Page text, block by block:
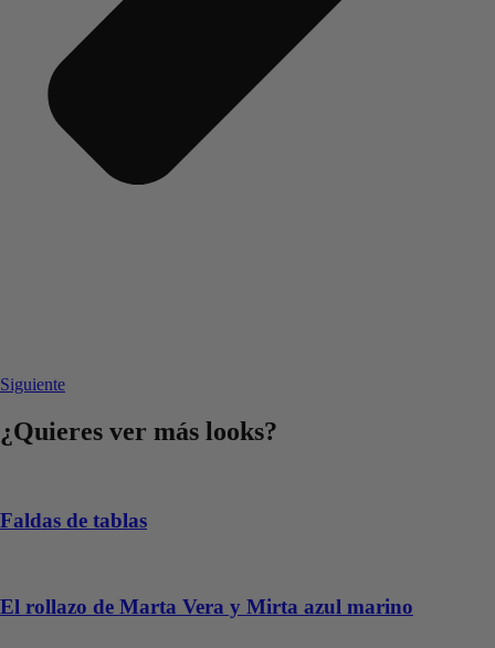
Siguiente
¿Quieres ver más looks?
Faldas de tablas
El rollazo de Marta Vera y Mirta azul marino